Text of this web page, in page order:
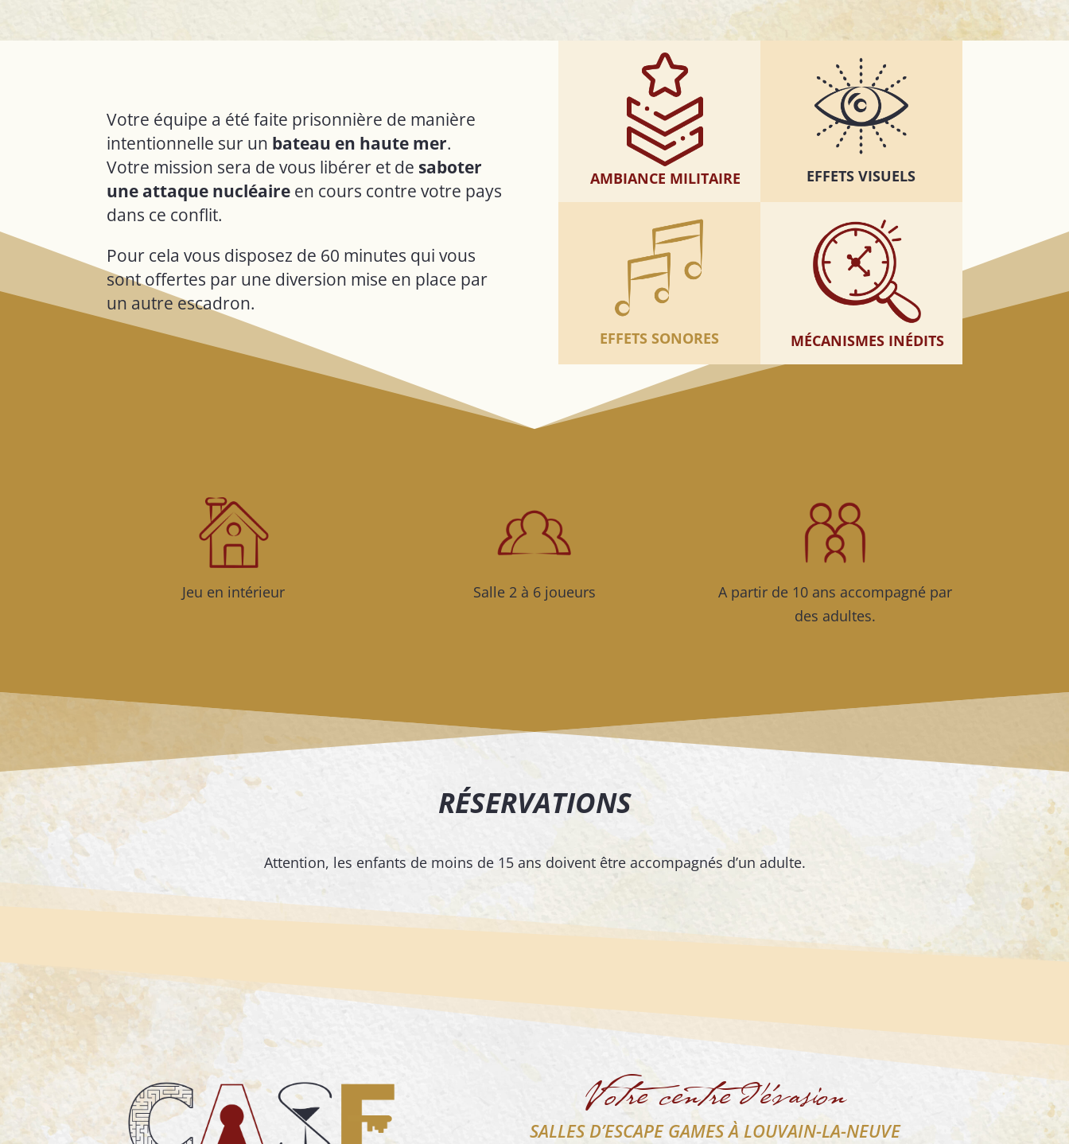
Votre équipe a été faite prisonnière de manière
intentionnelle sur un bateau en haute mer.
Votre mission sera de vous libérer et de saboter
une attaque nucléaire en cours contre votre pays
dans ce conflit.
Pour cela vous disposez de 60 minutes qui vous
sont offertes par une diversion mise en place par
un autre escadron.
AMBIANCE MILITAIRE EFFETS VISUELS
EFFETS SONORES MÉCANISMES INÉDITS
Jeu en intérieur Salle 2 à 6 joueurs
A partir de 10 ans accompagné par
des adultes.
RÉSERVATIONS
Attention, les enfants de moins de 15 ans doivent être accompagnés d’un adulte.
Votre centre d’évasion
SALLES D’ESCAPE GAMES À LOUVAIN-LA-NEUVE